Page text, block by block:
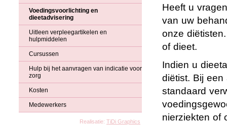
Voedingsvoorlichting en
dieetadvisering
Uitleen verpleegartikelen en
hulpmiddelen
Cursussen
Hulp bij het aanvragen van indicatie voor
zorg
Kosten
Medewerkers
Realisatie: TiDi Graphics
Heeft u
van uw
onze
of dieet.
Indien u
diëtist. Bij
standaard
nierziekten of